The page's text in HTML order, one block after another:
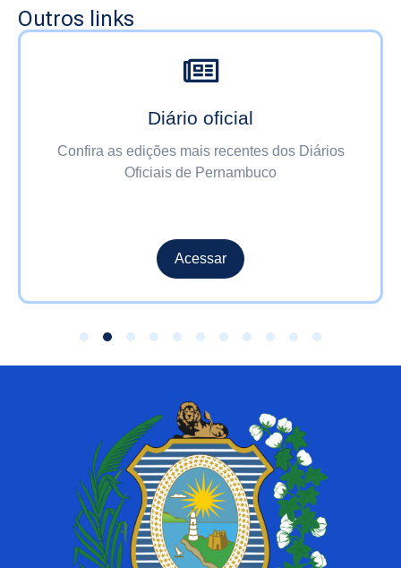
Outros links
Diário oficial
Confira as edições mais recentes dos Diários
Oficiais de Pernambuco
Acessar